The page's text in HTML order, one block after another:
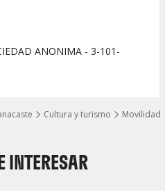
Cultura y turismo Movilidad
ANONIMA - 3-101-
INTERESAR